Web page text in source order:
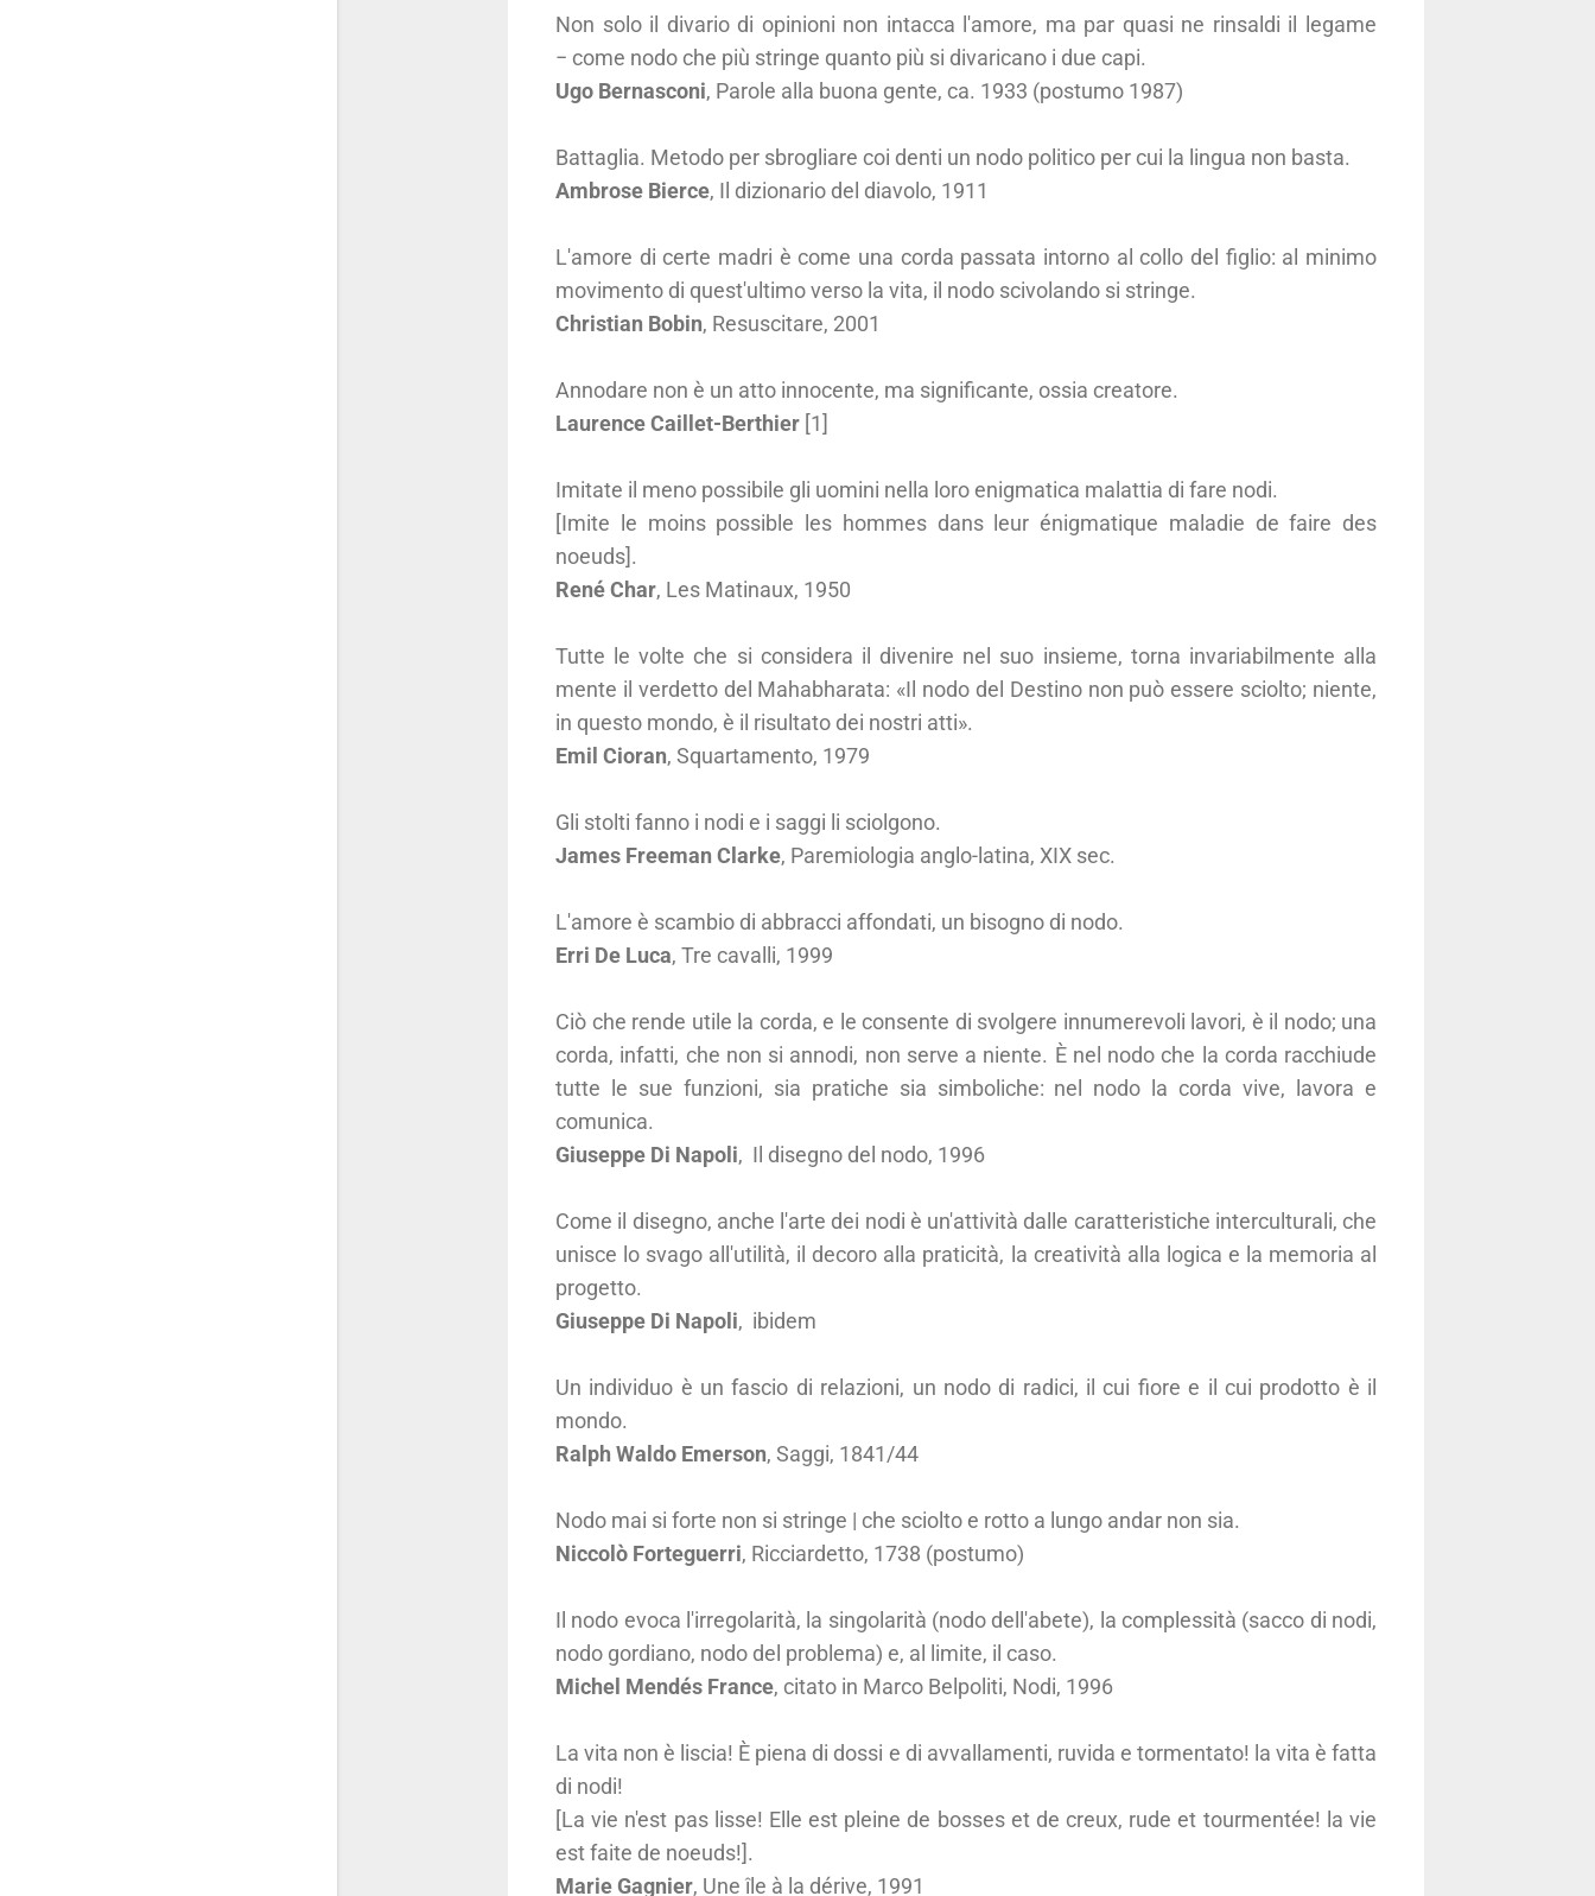
Non solo il divario di opinioni non intacca l'amore, ma par quasi ne rinsaldi il legame
− come nodo che più stringe quanto più si divaricano i due capi.
Ugo Bernasconi, Parole alla buona gente, ca. 1933 (postumo 1987)
Battaglia. Metodo per sbrogliare coi denti un nodo politico per cui la lingua non basta.
Ambrose Bierce, Il dizionario del diavolo, 1911
L'amore di certe madri è come una corda passata intorno al collo del figlio: al minimo
movimento di quest'ultimo verso la vita, il nodo scivolando si stringe.
Christian Bobin, Resuscitare, 2001
Annodare non è un atto innocente, ma significante, ossia creatore.
Laurence Caillet-Berthier [1]
Imitate il meno possibile gli uomini nella loro enigmatica malattia di fare nodi.
[Imite le moins possible les hommes dans leur énigmatique maladie de faire des
noeuds].
René Char, Les Matinaux, 1950
Tutte le volte che si considera il divenire nel suo insieme, torna invariabilmente alla
mente il verdetto del Mahabharata: «Il nodo del Destino non può essere sciolto; niente,
in questo mondo, è il risultato dei nostri atti».
Emil Cioran, Squartamento, 1979
Gli stolti fanno i nodi e i saggi li sciolgono.
James Freeman Clarke, Paremiologia anglo-latina, XIX sec.
L'amore è scambio di abbracci affondati, un bisogno di nodo.
Erri De Luca, Tre cavalli, 1999
Ciò che rende utile la corda, e le consente di svolgere innumerevoli lavori, è il nodo; una
corda, infatti, che non si annodi, non serve a niente. È nel nodo che la corda racchiude
tutte le sue funzioni, sia pratiche sia simboliche: nel nodo la corda vive, lavora e
comunica.
Giuseppe Di Napoli, Il disegno del nodo, 1996
Come il disegno, anche l'arte dei nodi è un'attività dalle caratteristiche interculturali, che
unisce lo svago all'utilità, il decoro alla praticità, la creatività alla logica e la memoria al
progetto.
Giuseppe Di Napoli, ibidem
Un individuo è un fascio di relazioni, un nodo di radici, il cui fiore e il cui prodotto è il
mondo.
Ralph Waldo Emerson, Saggi, 1841/44
Nodo mai si forte non si stringe | che sciolto e rotto a lungo andar non sia.
Niccolò Forteguerri, Ricciardetto, 1738 (postumo)
Il nodo evoca l'irregolarità, la singolarità (nodo dell'abete), la complessità (sacco di nodi,
nodo gordiano, nodo del problema) e, al limite, il caso.
Michel Mendés France, citato in Marco Belpoliti, Nodi, 1996
La vita non è liscia! È piena di dossi e di avvallamenti, ruvida e tormentato! la vita è fatta
di nodi!
[La vie n'est pas lisse! Elle est pleine de bosses et de creux, rude et tourmentée! la vie
est faite de noeuds!].
Marie Gagnier, Une île à la dérive, 1991